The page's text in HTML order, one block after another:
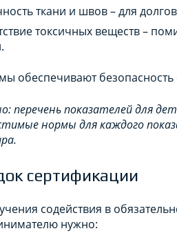
ткани и швов – для
токсичных веществ –
обеспечивают
перечень показателей для
нормы для каждого
сертификации
содействия в
нужно: